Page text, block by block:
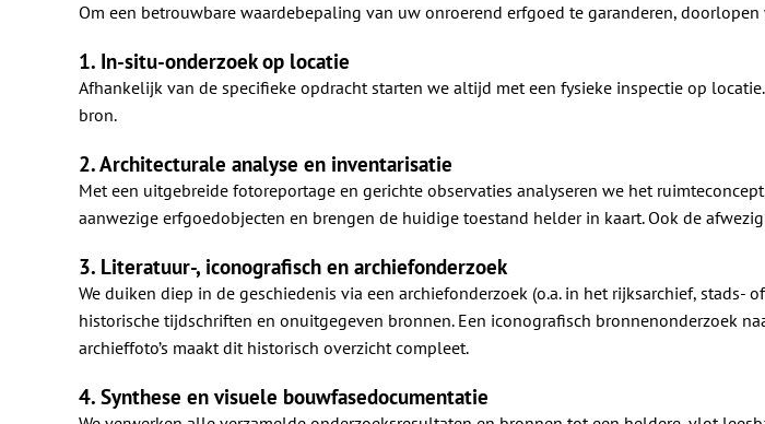
Om een betrouwbare waardebepaling van uw onroerend erfgoed te garanderen,
1. In-situ-onderzoek op locatie
Afhankelijk van de specifieke opdracht starten we altijd met een fysieke inspectie op
bron.
2. Architecturale analyse en inventarisatie
Met een uitgebreide fotoreportage en gerichte observaties analyseren we het
aanwezige erfgoedobjecten en brengen de huidige toestand helder in kaart. Ook de
3. Literatuur-, iconografisch en archiefonderzoek
We duiken diep in de geschiedenis via een archiefonderzoek (o.a. in het rijksarchief,
historische tijdschriften en onuitgegeven bronnen. Een iconografisch bronnenonderzoek
archieffoto’s maakt dit historisch overzicht compleet.
4. Synthese en visuele bouwfasedocumentatie